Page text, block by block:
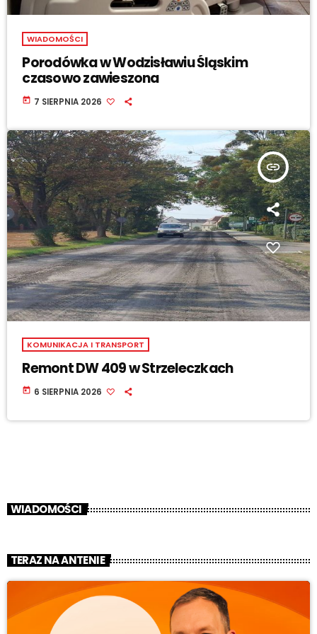
WIADOMOŚCI
Porodówka w Wodzisławiu Śląskim
czasowo zawieszona
today 7 SIERPNIA 2026
insert_link
KOMUNIKACJA I TRANSPORT
Remont DW 409 w Strzeleczkach
today 6 SIERPNIA 2026
WIADOMOŚCI
TERAZ NA ANTENIE